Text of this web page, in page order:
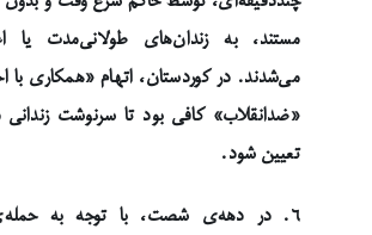
مستند، به زندان‌های طولانی‌مدت یا
می‌شدند. در کوردستان، اتهام «همکاری با
«ضدانقلاب» کافی بود تا سرنوشت زندانی
تعیین شود.
۶. در دهه‌ی شصت، با توجه به